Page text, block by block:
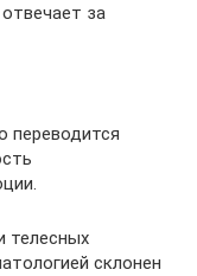
за
переводится
телесных
склонен